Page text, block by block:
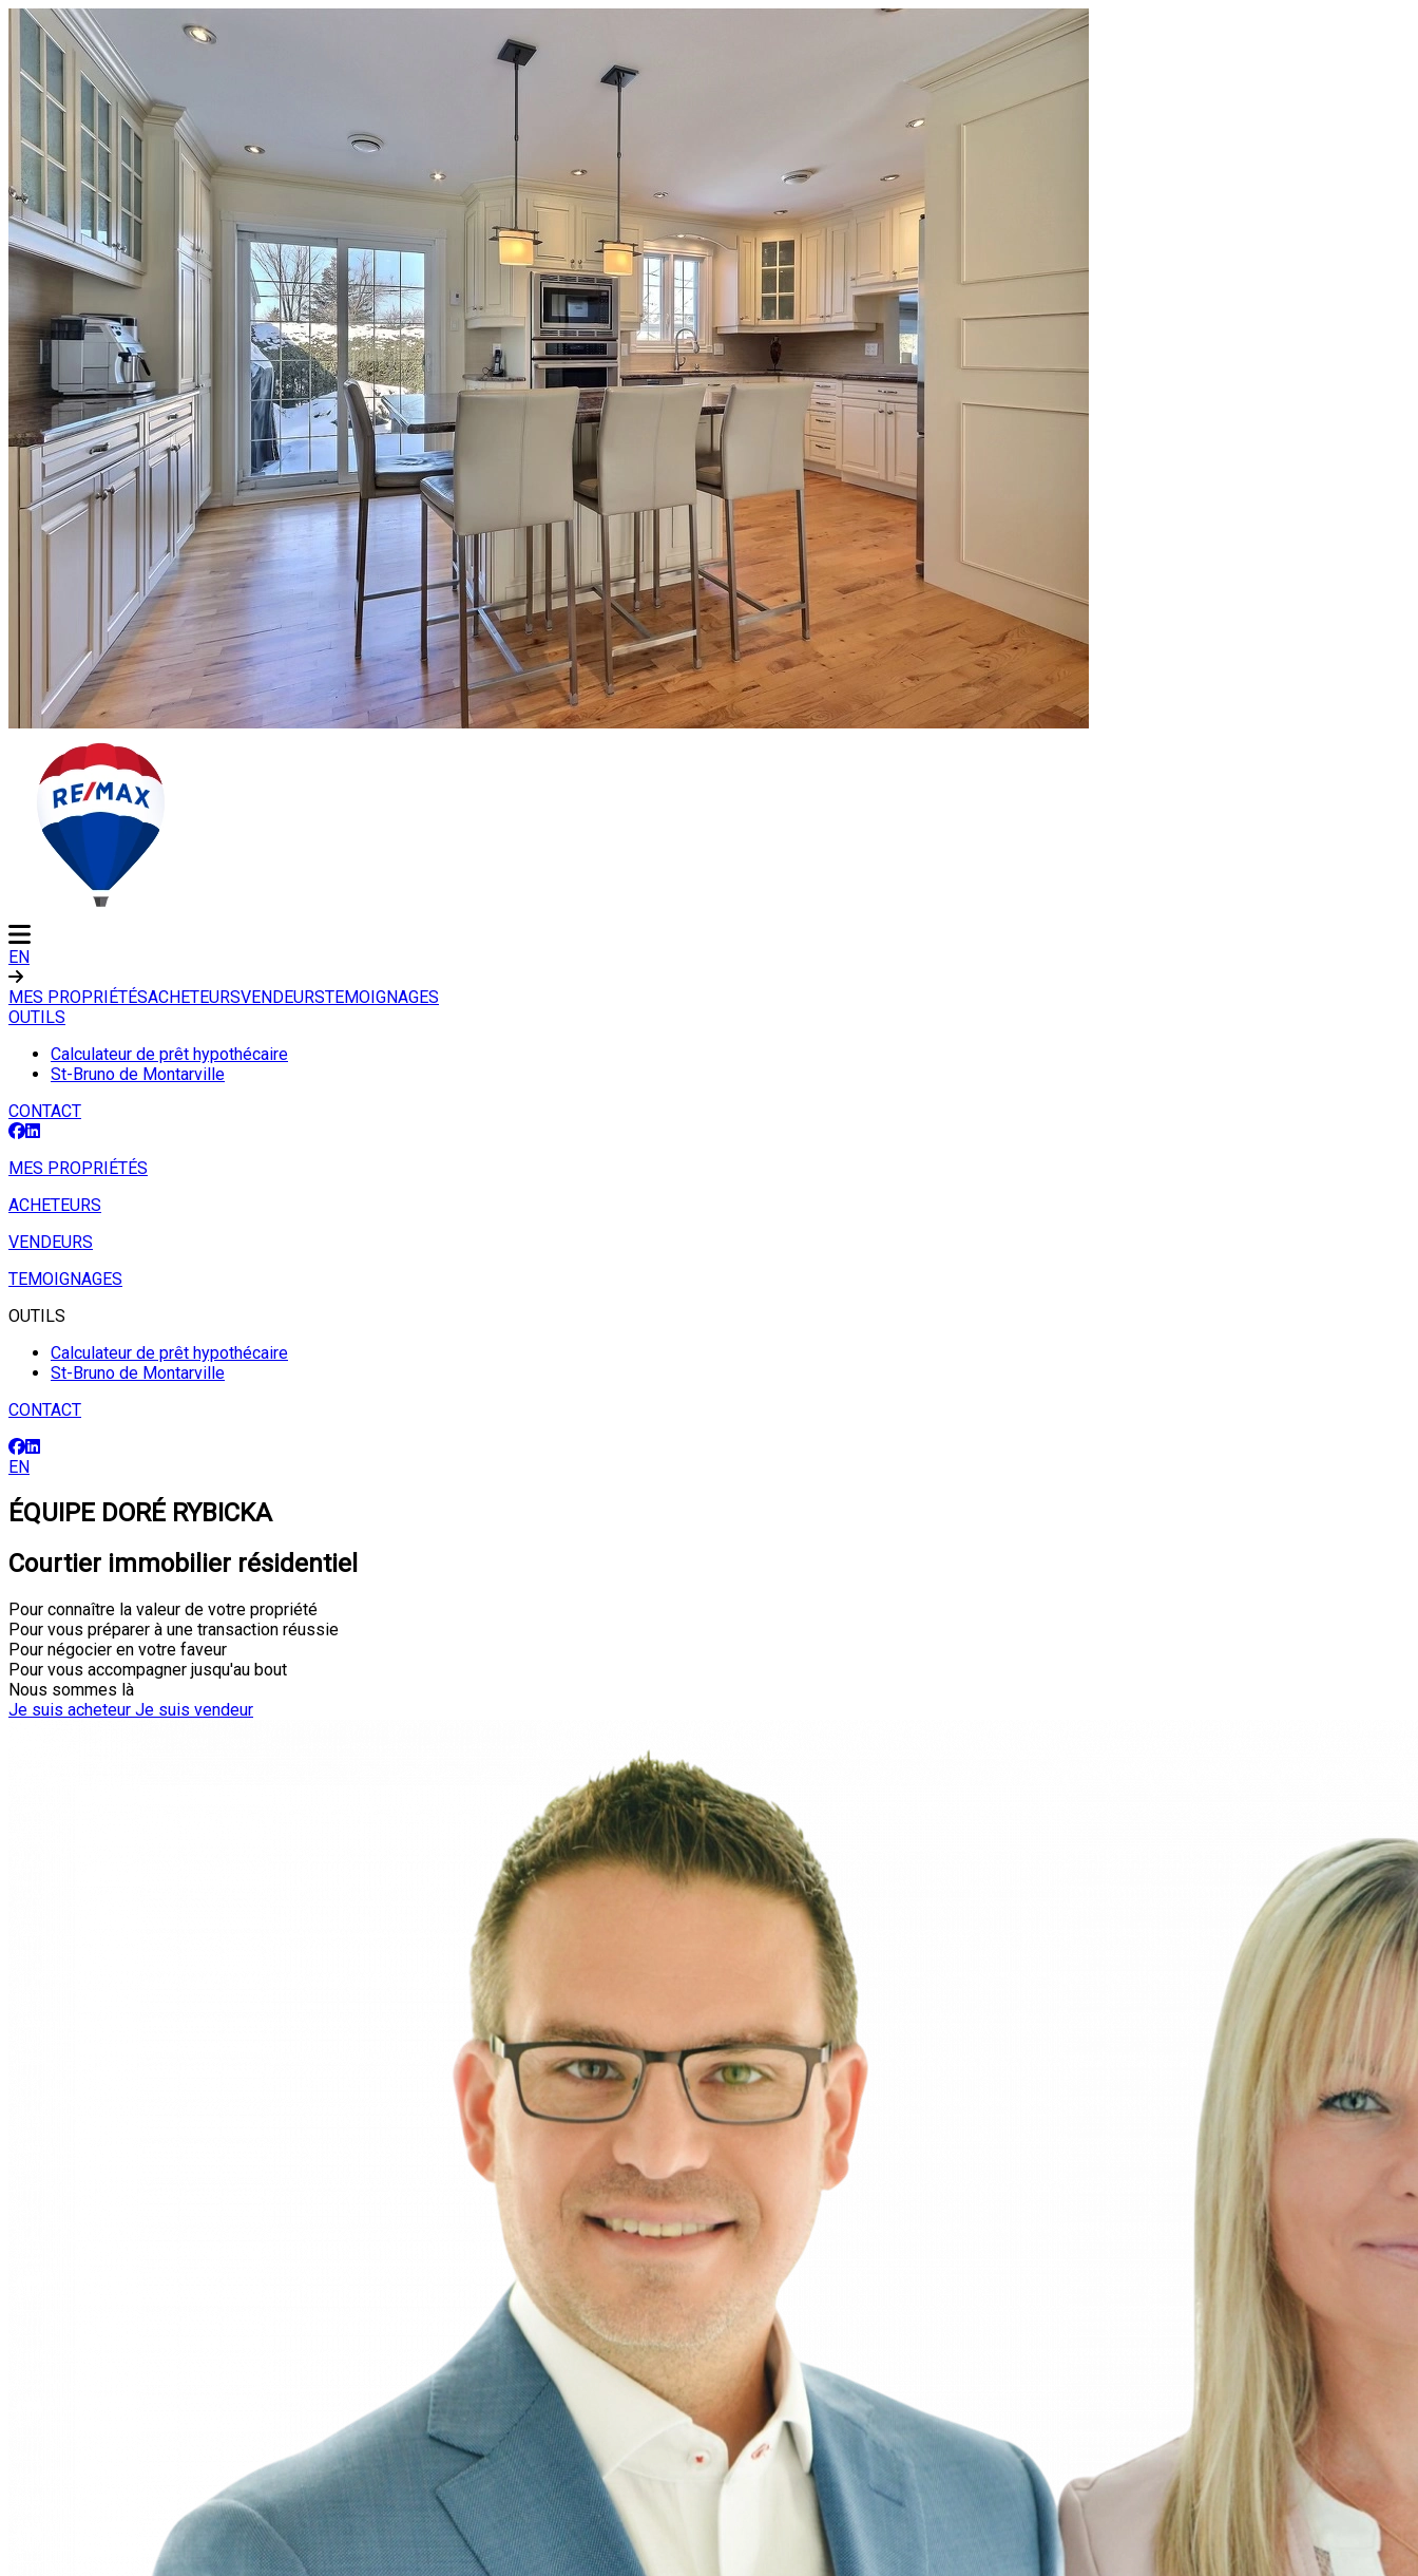
EN
MES PROPRIÉTÉSACHETEURSVENDEURSTEMOIGNAGES
OUTILS
Calculateur de prêt hypothécaire
St-Bruno de Montarville
CONTACT
MES PROPRIÉTÉS
ACHETEURS
VENDEURS
TEMOIGNAGES
OUTILS
Calculateur de prêt hypothécaire
St-Bruno de Montarville
CONTACT
EN
ÉQUIPE DORÉ RYBICKA
Courtier immobilier résidentiel
Pour connaître la valeur de votre propriété
Pour vous préparer à une transaction réussie
Pour négocier en votre faveur
Pour vous accompagner jusqu'au bout
Nous sommes là
Je suis acheteur Je suis vendeur